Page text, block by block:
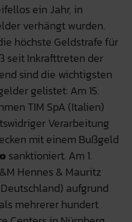
ein Jahr, in
verhängt wurden.
höchste Geldstrafe für
seit Inkrafttreten der
sind die wichtigsten
gelistet: Am 15.
TIM SpA (Italien)
Verarbeitung
mit einem Bußgeld
sanktioniert. Am 1.
Hennes & Mauritz
aufgrund
mehrerer hundert